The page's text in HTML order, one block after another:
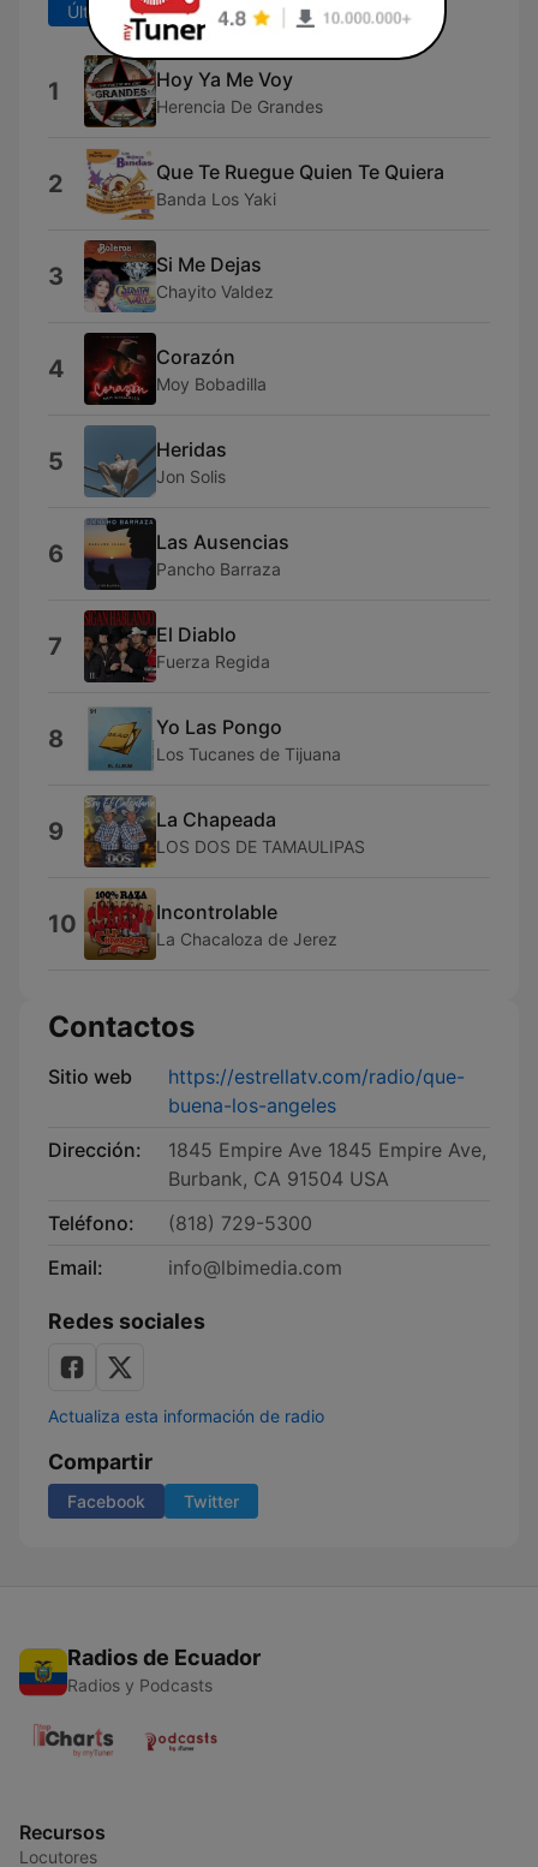
Últimos 7 días Últimos 30 días
1 Hoy Ya Me Voy
Herencia De Grandes
2 Que Te Ruegue Quien Te Quiera
Banda Los Yaki
3 Si Me Dejas
Chayito Valdez
4 Corazón
Moy Bobadilla
5 Heridas
Jon Solis
6 Las Ausencias
Pancho Barraza
7 El Diablo
Fuerza Regida
8 Yo Las Pongo
Los Tucanes de Tijuana
9 La Chapeada
LOS DOS DE TAMAULIPAS
10 Incontrolable
La Chacaloza de Jerez
Contactos
Sitio web
https://estrellatv.com/radio/que-
buena-los-angeles
Dirección:
1845 Empire Ave 1845 Empire Ave,
Burbank, CA 91504 USA
Teléfono:
(818) 729-5300
Email:
info@lbimedia.com
Redes sociales
Actualiza esta información de radio
Compartir
Facebook Twitter
Radios de Ecuador
Radios y Podcasts
Recursos
Locutores